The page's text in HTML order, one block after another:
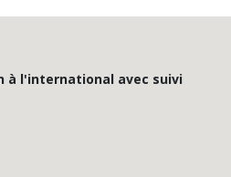
à l'international avec suivi